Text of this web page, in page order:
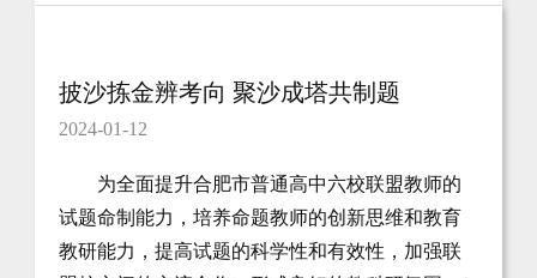
披沙拣金辨考向 聚沙成塔共制题
2024-01-12
为全面提升合肥市普通高中六校联盟教师的
试题命制能力，培养命题教师的创新思维和教育
教研能力，提高试题的科学性和有效性，加强联